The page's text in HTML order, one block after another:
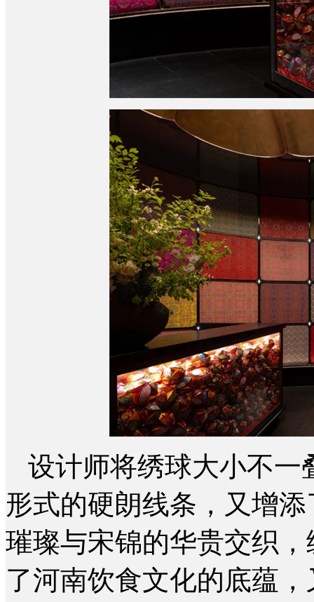
设计师将绣球大小不一
形式的硬朗线条，又增
璀璨与宋锦的华贵交织
了河南饮食文化的底蕴